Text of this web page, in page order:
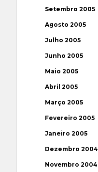
Setembro 2005
Agosto 2005
Julho 2005
Junho 2005
Maio 2005
Abril 2005
Março 2005
Fevereiro 2005
Janeiro 2005
Dezembro 2004
Novembro 2004